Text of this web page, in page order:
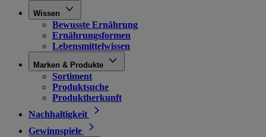
Wissen
Bewusste Ernährung
Ernährungsformen
Lebensmittelwissen
Marken & Produkte
Sortiment
Produktsuche
Produktherkunft
Nachhaltigkeit
Gewinnspiele